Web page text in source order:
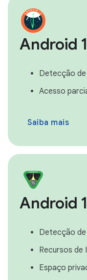
Android
Detecção
Acesso
Saiba mais
Android
Detecção
Recursos de
Espaço